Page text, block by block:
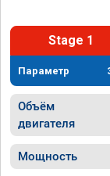
Stage 1
Параметр
Объём
двигателя
Мощность